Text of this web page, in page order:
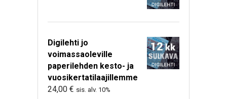
Digilehti jo
voimassaoleville
paperilehden kesto- ja
vuosikertatilaajillemme
24,00 € sis. alv. 10%